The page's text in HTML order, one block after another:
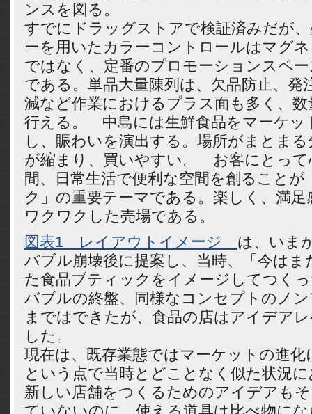
ンスを図る。
すでにドラッグストアで検証済みだが
ーを用いたカラーコントロールはマグ
ではなく、定番のプロモーションスペ
である。単品大量陳列は、欠品防止、発
減など作業におけるプラス面も多く、
行える。 中島には生鮮食品をマーケッ
し、賑わいを演出する。場所がまとま
が縮まり、買いやすい。 お客にとって
間、日常生活で便利な空間を創ることが
ク」の重要テーマである。楽しく、満
ワクワクした売場である。
図表1 レイアウトイメージ は、いま
バブル崩壊後に提案し、当時、「今はま
た食品ブティックをイメージしてつく
バブルの終盤、同様なコンセプトのノ
まではできたが、食品の店はアイデア
した。
現在は、既存業態ではマーケットの進
という点で当時とどことなく似た状況
新しい店舗をつくるためのアイデアも